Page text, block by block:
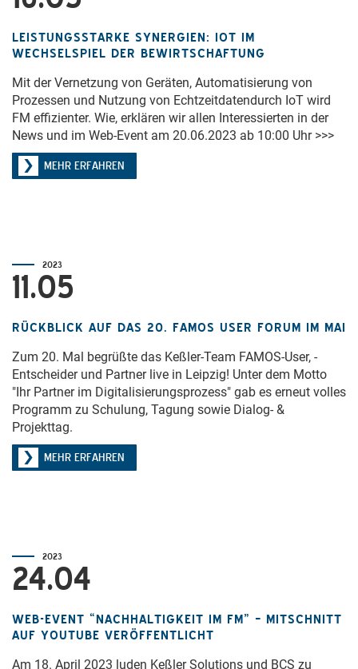
LEISTUNGSSTARKE SYNERGIEN: IOT IM
WECHSELSPIEL DER BEWIRTSCHAFTUNG
Mit der Vernetzung von Geräten, Automatisierung von
Prozessen und Nutzung von Echtzeitdatendurch IoT wird
FM effizienter. Wie, erklären wir allen Interessierten in der
News und im Web-Event am 20.06.2023 ab 10:00 Uhr >>>
MEHR ERFAHREN
2023
11.05
RÜCKBLICK AUF DAS 20. FAMOS USER FORUM IM MAI
Zum 20. Mal begrüßte das Keßler-Team FAMOS-User, -
Entscheider und Partner live in Leipzig! Unter dem Motto
"Ihr Partner im Digitalisierungsprozess" gab es erneut volles
Programm zu Schulung, Tagung sowie Dialog- &
Projekttag.
MEHR ERFAHREN
2023
24.04
WEB-EVENT “NACHHALTIGKEIT IM FM” – MITSCHNITT
AUF YOUTUBE VERÖFFENTLICHT
Am 18. April 2023 luden Keßler Solutions und BCS zu